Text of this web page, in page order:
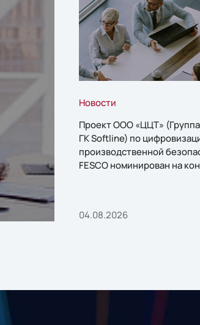
Новости
Проект ООО «ЦЦТ»
ГК Softline) по
производственной
FESCO номинирован на
04.08.2026